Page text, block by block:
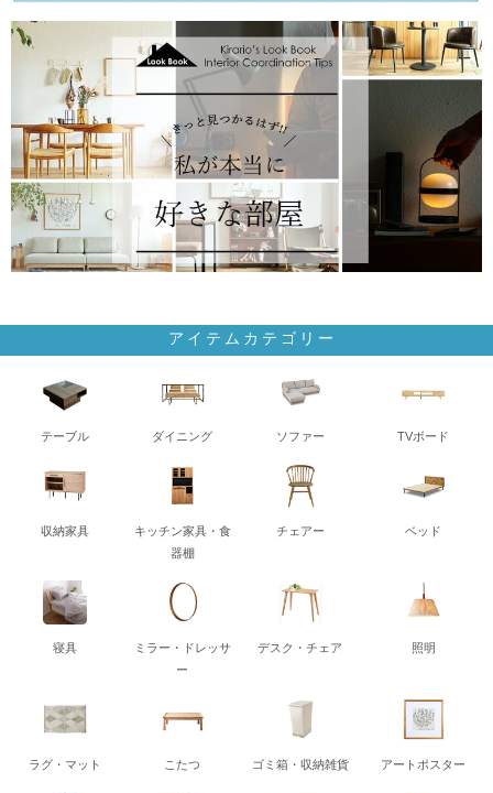
アイテムカテゴリー
テーブル ダイニング ソファー TVボード
収納家具
キッチン家具・食
器棚
チェアー ベッド
寝具
ミラー・ドレッサ
ー
デスク・チェア 照明
ラグ・マット こたつ ゴミ箱・収納雑貨 アートポスター